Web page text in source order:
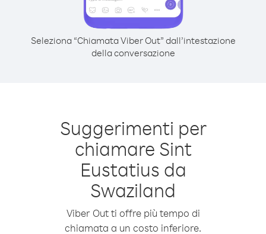
Seleziona “Chiamata Viber Out” dall’intestazione
della conversazione
Suggerimenti per
chiamare Sint
Eustatius da
Swaziland
Viber Out ti offre più tempo di
chiamata a un costo inferiore.